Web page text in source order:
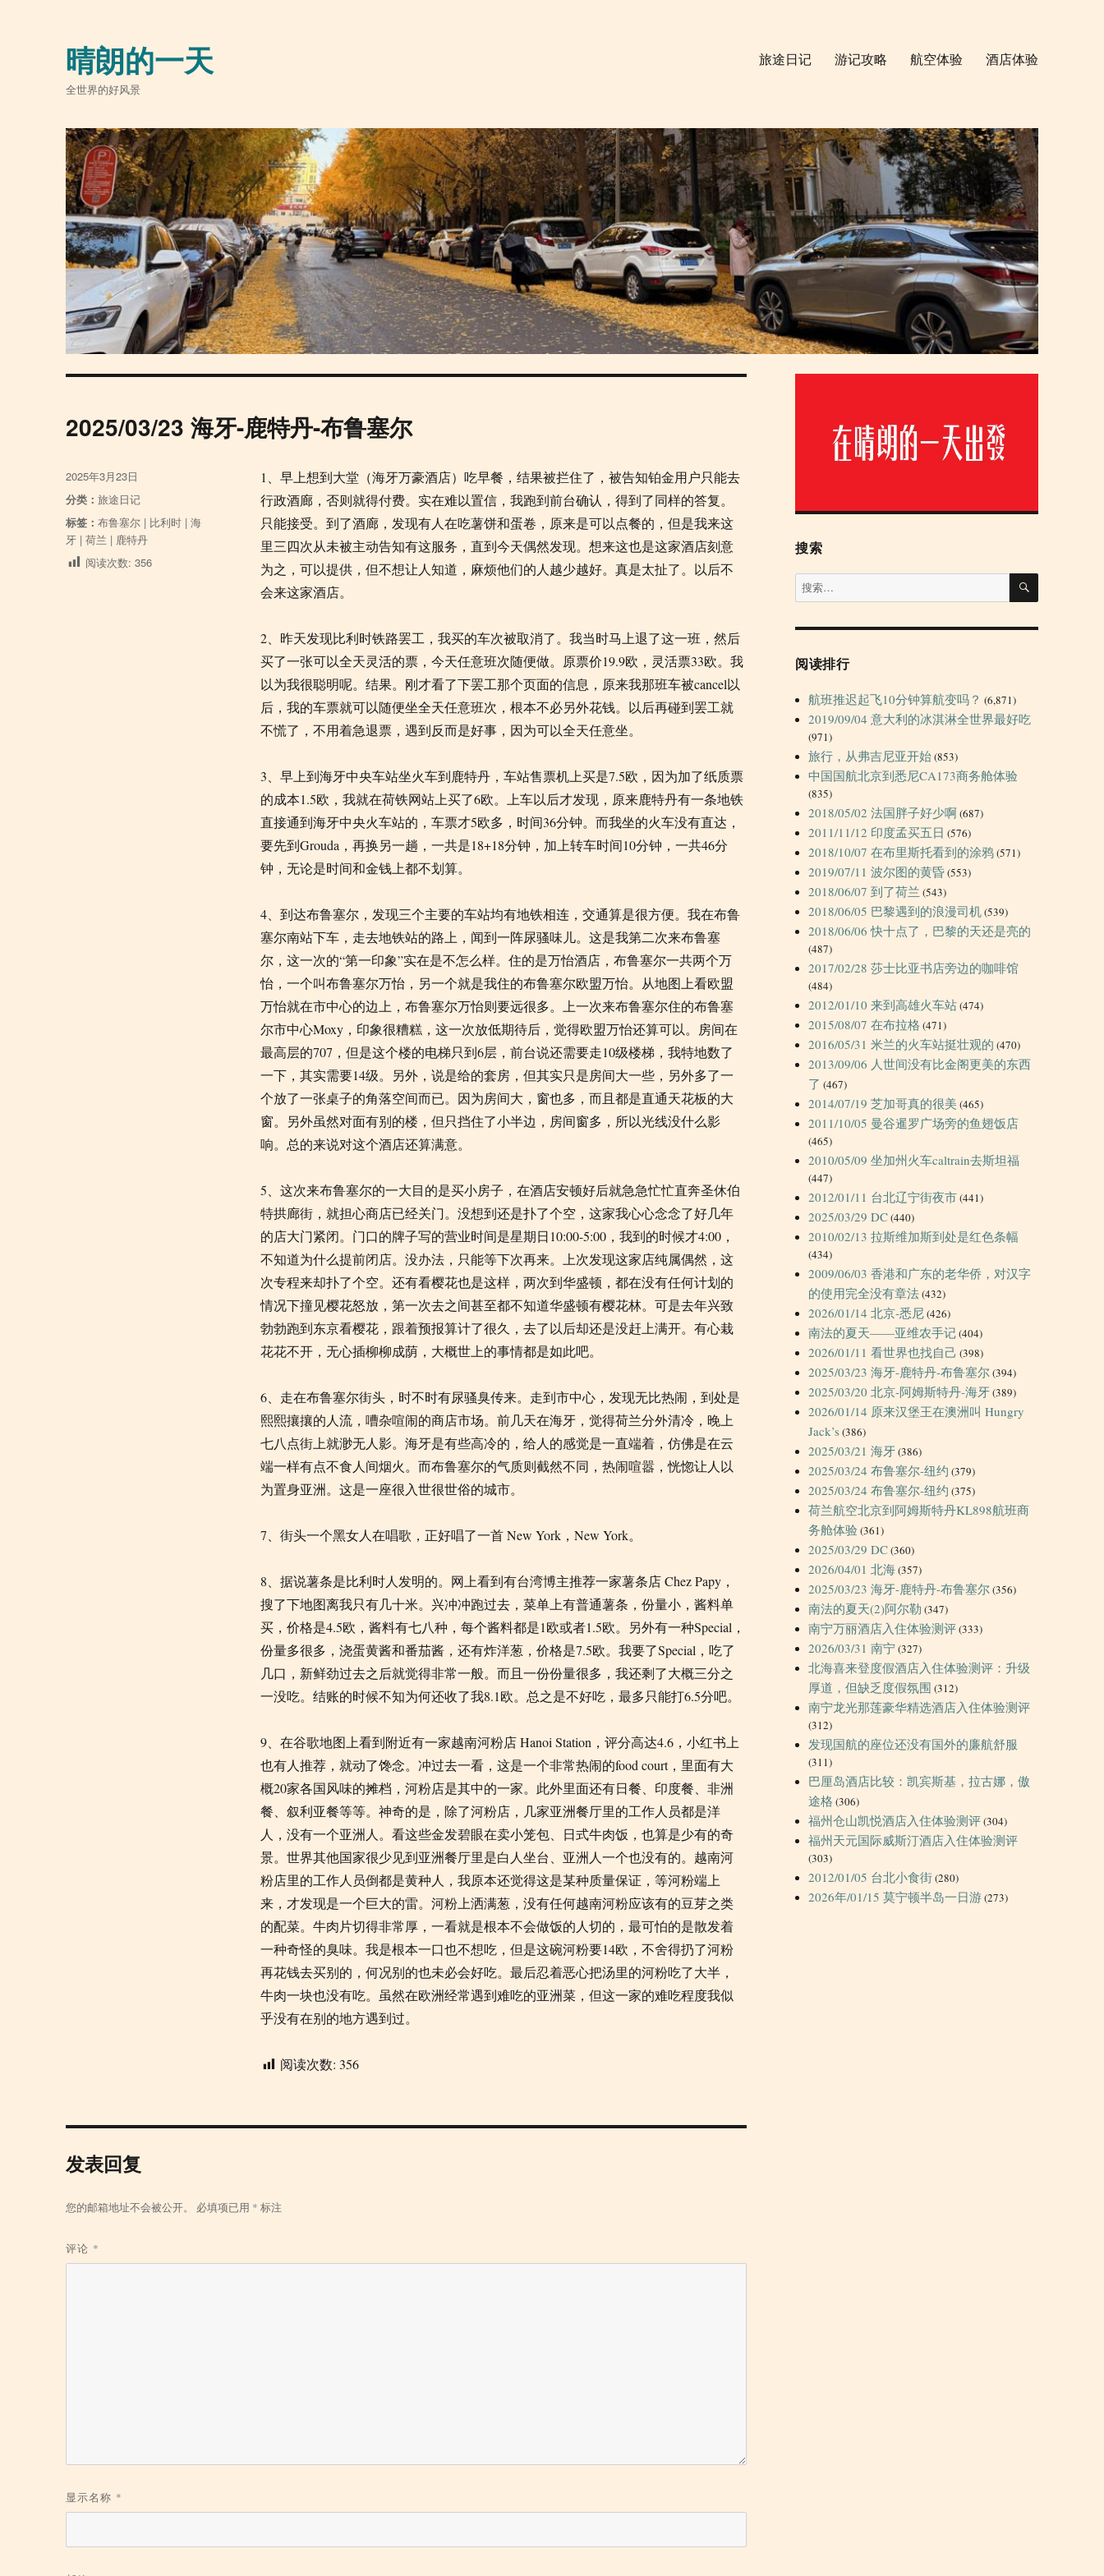
晴朗的一天
全世界的好风景
旅途日记 游记攻略 航空体验 酒店体验
2025/03/23 海牙-鹿特丹-布鲁塞尔
1、早上想到大堂（海牙万豪酒店）吃早餐，结果被拦住了，被告知铂金用户只能去
行政酒廊，否则就得付费。实在难以置信，我跑到前台确认，得到了同样的答复。
只能接受。到了酒廊，发现有人在吃薯饼和蛋卷，原来是可以点餐的，但是我来这
里三四次从未被主动告知有这服务，直到今天偶然发现。想来这也是这家酒店刻意
为之，可以提供，但不想让人知道，麻烦他们的人越少越好。真是太扯了。以后不
会来这家酒店。
2、昨天发现比利时铁路罢工，我买的车次被取消了。我当时马上退了这一班，然后
买了一张可以全天灵活的票，今天任意班次随便做。原票价19.9欧，灵活票33欧。我
以为我很聪明呢。结果。刚才看了下罢工那个页面的信息，原来我那班车被cancel以
后，我的车票就可以随便坐全天任意班次，根本不必另外花钱。以后再碰到罢工就
不慌了，不用着急退票，遇到反而是好事，因为可以全天任意坐。
3、早上到海牙中央车站坐火车到鹿特丹，车站售票机上买是7.5欧，因为加了纸质票
的成本1.5欧，我就在荷铁网站上买了6欧。上车以后才发现，原来鹿特丹有一条地铁
直接通到海牙中央火车站的，车票才5欧多，时间36分钟。而我坐的火车没有直达，
要先到Grouda，再换另一趟，一共是18+18分钟，加上转车时间10分钟，一共46分
钟，无论是时间和金钱上都不划算。
4、到达布鲁塞尔，发现三个主要的车站均有地铁相连，交通算是很方便。我在布鲁
塞尔南站下车，走去地铁站的路上，闻到一阵尿骚味儿。这是我第二次来布鲁塞
尔，这一次的“第一印象”实在是不怎么样。住的是万怡酒店，布鲁塞尔一共两个万
怡，一个叫布鲁塞尔万怡，另一个就是我住的布鲁塞尔欧盟万怡。从地图上看欧盟
万怡就在市中心的边上，布鲁塞尔万怡则要远很多。上一次来布鲁塞尔住的布鲁塞
尔市中心Moxy，印象很糟糕，这一次放低期待后，觉得欧盟万怡还算可以。房间在
最高层的707，但是这个楼的电梯只到6层，前台说还需要走10级楼梯，我特地数了
一下，其实需要14级。另外，说是给的套房，但其实只是房间大一些，另外多了一
个放了一张桌子的角落空间而已。因为房间大，窗也多，而且都是直通天花板的大
窗。另外虽然对面有别的楼，但只挡住了小半边，房间窗多，所以光线没什么影
响。总的来说对这个酒店还算满意。
5、这次来布鲁塞尔的一大目的是买小房子，在酒店安顿好后就急急忙忙直奔圣休伯
特拱廊街，就担心商店已经关门。没想到还是扑了个空，这家我心心念念了好几年
的店大门紧闭。门口的牌子写的营业时间是星期日10:00-5:00，我到的时候才4:00，
不知道为什么提前闭店。没办法，只能等下次再来。上次发现这家店纯属偶然，这
次专程来却扑了个空。还有看樱花也是这样，两次到华盛顿，都在没有任何计划的
情况下撞见樱花怒放，第一次去之间甚至都不知道华盛顿有樱花林。可是去年兴致
勃勃跑到东京看樱花，跟着预报算计了很久，去了以后却还是没赶上满开。有心栽
花花不开，无心插柳柳成荫，大概世上的事情都是如此吧。
6、走在布鲁塞尔街头，时不时有尿骚臭传来。走到市中心，发现无比热闹，到处是
熙熙攘攘的人流，嘈杂喧闹的商店市场。前几天在海牙，觉得荷兰分外清冷，晚上
七八点街上就渺无人影。海牙是有些高冷的，给人的感觉是一直端着，仿佛是在云
端一样有点不食人间烟火。而布鲁塞尔的气质则截然不同，热闹喧嚣，恍惚让人以
为置身亚洲。这是一座很入世很世俗的城市。
7、街头一个黑女人在唱歌，正好唱了一首 New York，New York。
8、据说薯条是比利时人发明的。网上看到有台湾博主推荐一家薯条店 Chez Papy，
搜了下地图离我只有几十米。兴冲冲跑过去，菜单上有普通薯条，份量小，酱料单
买，价格是4.5欧，酱料有七八种，每个酱料都是1欧或者1.5欧。另外有一种Special，
份量多很多，浇蛋黄酱和番茄酱，还有炸洋葱，价格是7.5欧。我要了Special，吃了
几口，新鲜劲过去之后就觉得非常一般。而且一份份量很多，我还剩了大概三分之
一没吃。结账的时候不知为何还收了我8.1欧。总之是不好吃，最多只能打6.5分吧。
9、在谷歌地图上看到附近有一家越南河粉店Hanoi Station ，评分高达4.6，小红书上
也有人推荐，就动了馋念。冲过去一看，这是一个非常热闹的food court，里面有大
概20家各国风味的摊档，河粉店是其中的一家。此外里面还有日餐、印度餐、非洲
餐、叙利亚餐等等。神奇的是，除了河粉店，几家亚洲餐厅里的工作人员都是洋
人，没有一个亚洲人。看这些金发碧眼在卖小笼包、日式牛肉饭，也算是少有的奇
景。世界其他国家很少见到亚洲餐厅里是白人坐台、亚洲人一个也没有的。越南河
粉店里的工作人员倒都是黄种人，我原本还觉得这是某种质量保证，等河粉端上
来，才发现是一个巨大的雷。河粉上洒满葱，没有任何越南河粉应该有的豆芽之类
的配菜。牛肉片切得非常厚，一看就是根本不会做饭的人切的，最可怕的是散发着
一种奇怪的臭味。我是根本一口也不想吃，但是这碗河粉要14欧，不舍得扔了河粉
再花钱去买别的，何况别的也未必会好吃。最后忍着恶心把汤里的河粉吃了大半，
牛肉一块也没有吃。虽然在欧洲经常遇到难吃的亚洲菜，但这一家的难吃程度我似
乎没有在别的地方遇到过。
阅读次数: 356
发
布
于
2025年3月23日
分
类
分类：旅途日记
标
签
标签：布鲁塞尔 | 比利时 |海
牙 |荷兰 | 鹿特丹
阅读次数: 356
发表回复
您的邮箱地址不会被公开。 必填项已用 * 标注
评论 *
显示名称 *
搜索
搜
索：
搜
阅读排行
航班推迟起飞10分钟算航变吗？ (6,871)
2019/09/04 意大利的冰淇淋全世界最好吃
(971)
旅行，从弗吉尼亚开始(853)
中国国航北京到悉尼CA173商务舱体验
(835)
2018/05/02 法国胖子好少啊(687)
2011/11/12 印度孟买五日 (576)
2018/10/07 在布里斯托看到的涂鸦(571)
2019/07/11 波尔图的黄昏(553)
2018/06/07 到了荷兰 (543)
2018/06/05 巴黎遇到的浪漫司机(539)
2018/06/06 快十点了，巴黎的天还是亮的
(487)
2017/02/28 莎士比亚书店旁边的咖啡馆
(484)
2012/01/10 来到高雄火车站(474)
2015/08/07 在布拉格 (471)
2016/05/31 米兰的火车站挺壮观的 (470)
2013/09/06 人世间没有比金阁更美的东西
了 (467)
2014/07/19 芝加哥真的很美 (465)
2011/10/05 曼谷暹罗广场旁的鱼翅饭店
(465)
2010/05/09 坐加州火车caltrain去斯坦福
(447)
2012/01/11 台北辽宁街夜市(441)
2025/03/29 DC(440)
2010/02/13 拉斯维加斯到处是红色条幅
(434)
2009/06/03 香港和广东的老华侨，对汉字
的使用完全没有章法(432)
2026/01/14 北京-悉尼(426)
南法的夏天——亚维农手记(404)
2026/01/11 看世界也找自己 (398)
2025/03/23 海牙-鹿特丹-布鲁塞尔(394)
2025/03/20 北京-阿姆斯特丹-海牙(389)
2026/01/14 原来汉堡王在澳洲叫 Hungry
Jack’s (386)
2025/03/21 海牙(386)
2025/03/24 布鲁塞尔-纽约 (379)
2025/03/24 布鲁塞尔-纽约 (375)
荷兰航空北京到阿姆斯特丹KL898航班商
务舱体验 (361)
2025/03/29 DC(360)
2026/04/01 北海(357)
2025/03/23 海牙-鹿特丹-布鲁塞尔(356)
南法的夏天(2)阿尔勒 (347)
南宁万丽酒店入住体验测评(333)
2026/03/31 南宁 (327)
北海喜来登度假酒店入住体验测评：升级
厚道，但缺乏度假氛围 (312)
南宁龙光那莲豪华精选酒店入住体验测评
(312)
发现国航的座位还没有国外的廉航舒服
(311)
巴厘岛酒店比较：凯宾斯基，拉古娜，傲
途格 (306)
福州仓山凯悦酒店入住体验测评(304)
福州天元国际威斯汀酒店入住体验测评
(303)
2012/01/05 台北小食街(280)
2026年/01/15 莫宁顿半岛一日游(273)